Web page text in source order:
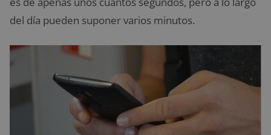
del día pueden suponer varios minutos.